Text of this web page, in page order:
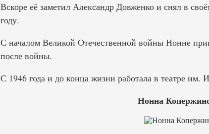
Вскоре её заметил Александр Довженко и снял в
году.
С началом Великой Отечественной войны Нонне
после войны.
С 1946 года и до конца жизни работала в театре им.
Нонна